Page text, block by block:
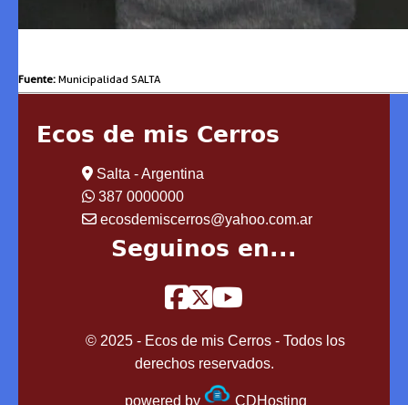
Fuente: Municipalidad SALTA
Ecos de mis Cerros
Salta - Argentina
387 0000000
ecosdemiscerros@yahoo.com.ar
Seguinos en...
© 2025 - Ecos de mis Cerros - Todos los
derechos reservados.
powered by CDHosting